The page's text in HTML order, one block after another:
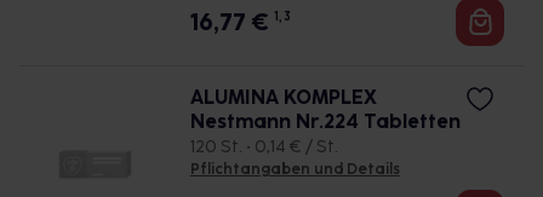
16,77 € 1, 3
ALUMINA KOMPLEX
Nestmann Nr.224 Tabletten
120 St. • 0,14 € / St.
Pflichtangaben und Details